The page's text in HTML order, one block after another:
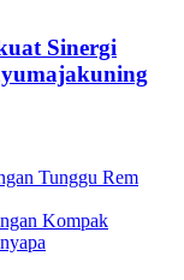
Sinergi
Tunggu Rem
Kompak